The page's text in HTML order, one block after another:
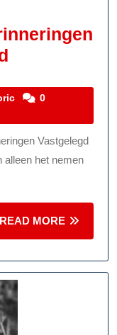
Van
Vastgelegd
Altijd
kemmelhistoric
0
alleen het nemen
READ MORE
MORE